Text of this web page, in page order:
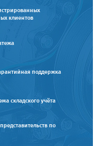
клиентов
поддержка
складского учёта
по